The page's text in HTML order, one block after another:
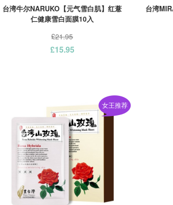
台湾牛尔NARUKO【元气雪白肌】红薏
仁健康雪白面膜10入
£21.95
£15.95
台湾
女王推荐